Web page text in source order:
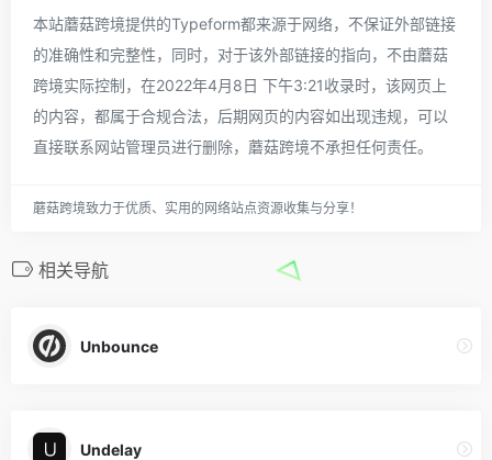
本站蘑菇跨境提供的Typeform都来源于网络，不保证外部链接
的准确性和完整性，同时，对于该外部链接的指向，不由蘑菇
跨境实际控制，在2022年4月8日 下午3:21收录时，该网页上
的内容，都属于合规合法，后期网页的内容如出现违规，可以
直接联系网站管理员进行删除，蘑菇跨境不承担任何责任。
蘑菇跨境致力于优质、实用的网络站点资源收集与分享！
相关导航
Unbounce
Undelay